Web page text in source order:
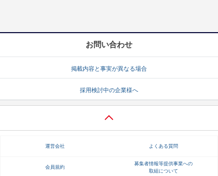
お問い合わせ
掲載内容と事実が異なる場合
採用検討中の企業様へ
運営会社 よくある質問
会員規約
募集者情報等提供事業への
取組について